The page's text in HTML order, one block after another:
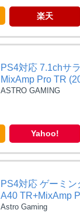
楽天
PS4対応 7.1chサ
MixAmp Pro TR
ASTRO GAMING
Yahoo!
PS4対応 ゲーミン
A40 TR+MixAmp
Astro Gaming